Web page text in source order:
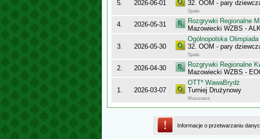
5. 2026-06-01
32. OOM - pary
Spała
4. 2026-05-31
Rozgrywki Regionalne
Mazowiecki WZBS -
3. 2026-05-30
Ogólnopolska
32. OOM - pary
Spała
2. 2026-04-30
Rozgrywki Regionalne
Mazowiecki WZBS -
1. 2026-03-07
OTT* WawaBrydż
Turniej Drużynowy
Warszawa
Informacje o przetwarzaniu